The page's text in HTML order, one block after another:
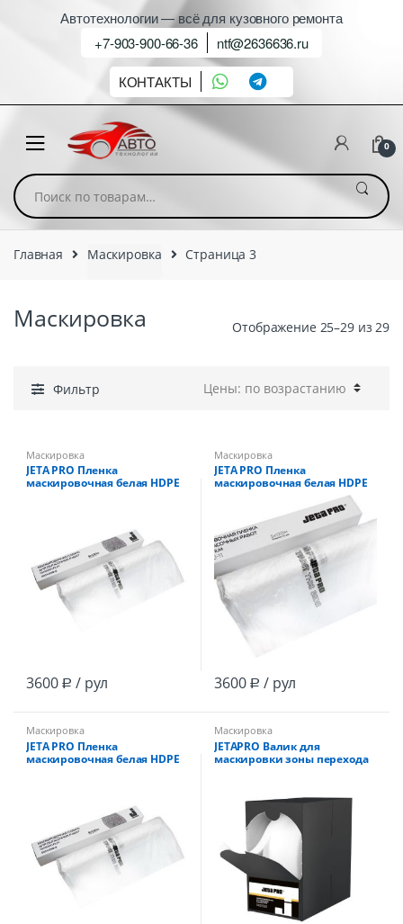
Автотехнологии — всё для кузовного ремонта
+7-903-900-66-36
ntf@2636636.ru
КОНТАКТЫ
0
Искать:
Главная Маскировка Страница 3
Маскировка Отображение 25–29 из 29
Фильтр
Маскировка
JETA PRO Пленка
маскировочная белая HDPE
3600 Р / рул
Маскировка
JETA PRO Пленка
маскировочная белая HDPE
индивид.упаковке
3600 Р / рул
Маскировка
JETA PRO Пленка
маскировочная белая HDPE
Маскировка
JETAPRO Валик для
маскировки зоны перехода